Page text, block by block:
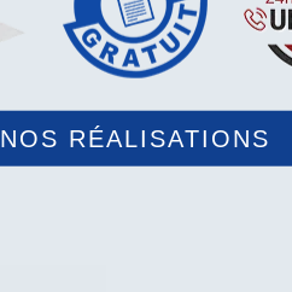
NOS RÉALISATIONS